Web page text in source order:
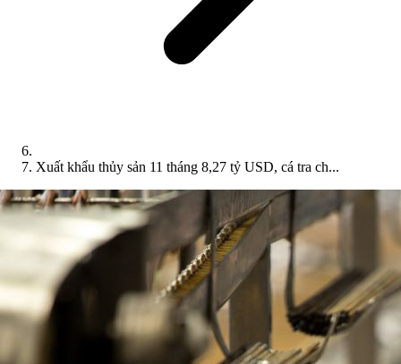
Xuất khẩu thủy sản 11 tháng 8,27 tỷ USD, cá tra ch...